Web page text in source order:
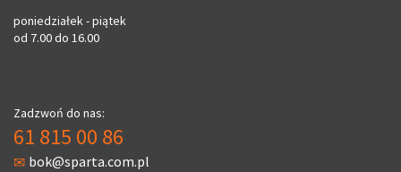
poniedziałek - piątek
od 7.00 do 16.00
Zadzwoń do nas:
61 815 00 86
bok@sparta.com.pl